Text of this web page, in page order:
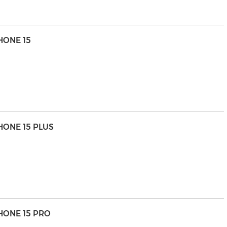
15
15 PLUS
15 PRO